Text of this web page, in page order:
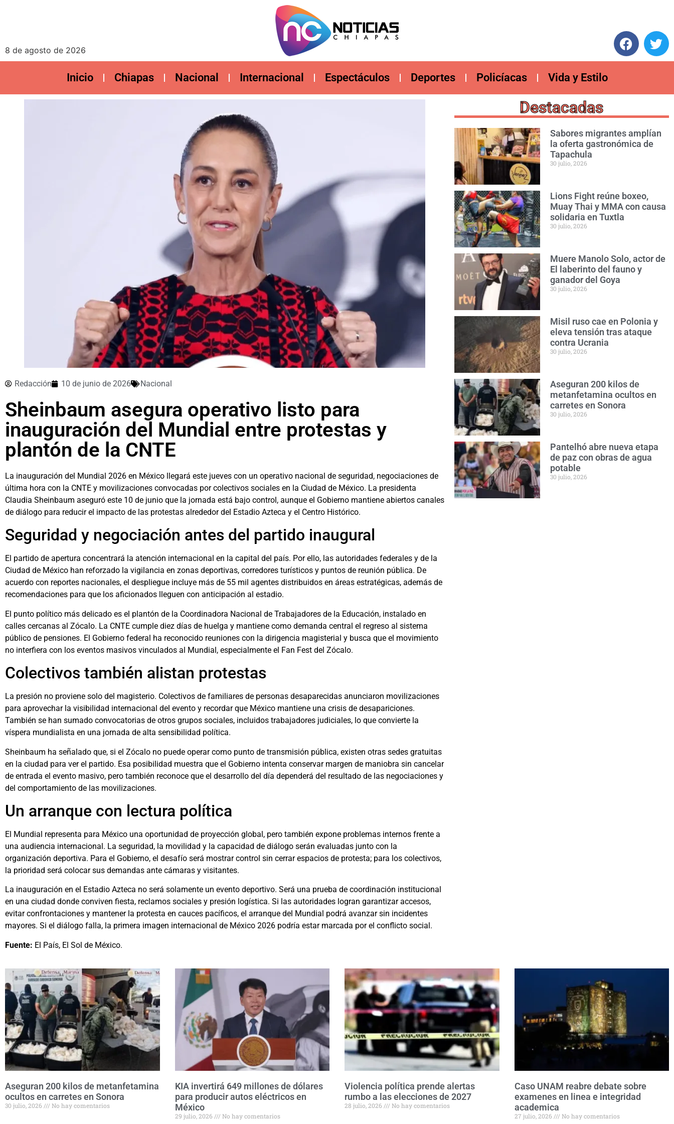
8 de agosto de 2026
Inicio Chiapas Nacional Internacional Espectáculos Deportes Policíacas Vida y Estilo
Redacción 10 de junio de 2026 Nacional
Sheinbaum asegura operativo listo para
inauguración del Mundial entre protestas y
plantón de la CNTE
La inauguración del Mundial 2026 en México llegará este jueves con un operativo nacional de seguridad, negociaciones de
última hora con la CNTE y movilizaciones convocadas por colectivos sociales en la Ciudad de México. La presidenta
Claudia Sheinbaum aseguró este 10 de junio que la jornada está bajo control, aunque el Gobierno mantiene abiertos canales
de diálogo para reducir el impacto de las protestas alrededor del Estadio Azteca y el Centro Histórico.
Seguridad y negociación antes del partido inaugural
El partido de apertura concentrará la atención internacional en la capital del país. Por ello, las autoridades federales y de la
Ciudad de México han reforzado la vigilancia en zonas deportivas, corredores turísticos y puntos de reunión pública. De
acuerdo con reportes nacionales, el despliegue incluye más de 55 mil agentes distribuidos en áreas estratégicas, además de
recomendaciones para que los aficionados lleguen con anticipación al estadio.
El punto político más delicado es el plantón de la Coordinadora Nacional de Trabajadores de la Educación, instalado en
calles cercanas al Zócalo. La CNTE cumple diez días de huelga y mantiene como demanda central el regreso al sistema
público de pensiones. El Gobierno federal ha reconocido reuniones con la dirigencia magisterial y busca que el movimiento
no interfiera con los eventos masivos vinculados al Mundial, especialmente el Fan Fest del Zócalo.
Colectivos también alistan protestas
La presión no proviene solo del magisterio. Colectivos de familiares de personas desaparecidas anunciaron movilizaciones
para aprovechar la visibilidad internacional del evento y recordar que México mantiene una crisis de desapariciones.
También se han sumado convocatorias de otros grupos sociales, incluidos trabajadores judiciales, lo que convierte la
víspera mundialista en una jornada de alta sensibilidad política.
Sheinbaum ha señalado que, si el Zócalo no puede operar como punto de transmisión pública, existen otras sedes gratuitas
en la ciudad para ver el partido. Esa posibilidad muestra que el Gobierno intenta conservar margen de maniobra sin cancelar
de entrada el evento masivo, pero también reconoce que el desarrollo del día dependerá del resultado de las negociaciones y
del comportamiento de las movilizaciones.
Un arranque con lectura política
El Mundial representa para México una oportunidad de proyección global, pero también expone problemas internos frente a
una audiencia internacional. La seguridad, la movilidad y la capacidad de diálogo serán evaluadas junto con la
organización deportiva. Para el Gobierno, el desafío será mostrar control sin cerrar espacios de protesta; para los colectivos,
la prioridad será colocar sus demandas ante cámaras y visitantes.
La inauguración en el Estadio Azteca no será solamente un evento deportivo. Será una prueba de coordinación institucional
en una ciudad donde conviven fiesta, reclamos sociales y presión logística. Si las autoridades logran garantizar accesos,
evitar confrontaciones y mantener la protesta en cauces pacíficos, el arranque del Mundial podrá avanzar sin incidentes
mayores. Si el diálogo falla, la primera imagen internacional de México 2026 podría estar marcada por el conflicto social.
Fuente: El País, El Sol de México.
Destacadas
Sabores migrantes amplían
la oferta gastronómica de
Tapachula
30 julio, 2026
Lions Fight reúne boxeo,
Muay Thai y MMA con causa
solidaria en Tuxtla
30 julio, 2026
Muere Manolo Solo, actor de
El laberinto del fauno y
ganador del Goya
30 julio, 2026
Misil ruso cae en Polonia y
eleva tensión tras ataque
contra Ucrania
30 julio, 2026
Aseguran 200 kilos de
metanfetamina ocultos en
carretes en Sonora
30 julio, 2026
Pantelhó abre nueva etapa
de paz con obras de agua
potable
30 julio, 2026
Aseguran 200 kilos de metanfetamina
ocultos en carretes en Sonora
30 julio, 2026 No hay comentarios
KIA invertirá 649 millones de dólares
para producir autos eléctricos en
México
29 julio, 2026 No hay comentarios
Violencia política prende alertas
rumbo a las elecciones de 2027
28 julio, 2026 No hay comentarios
Caso UNAM reabre debate sobre
examenes en linea e integridad
academica
27 julio, 2026 No hay comentarios